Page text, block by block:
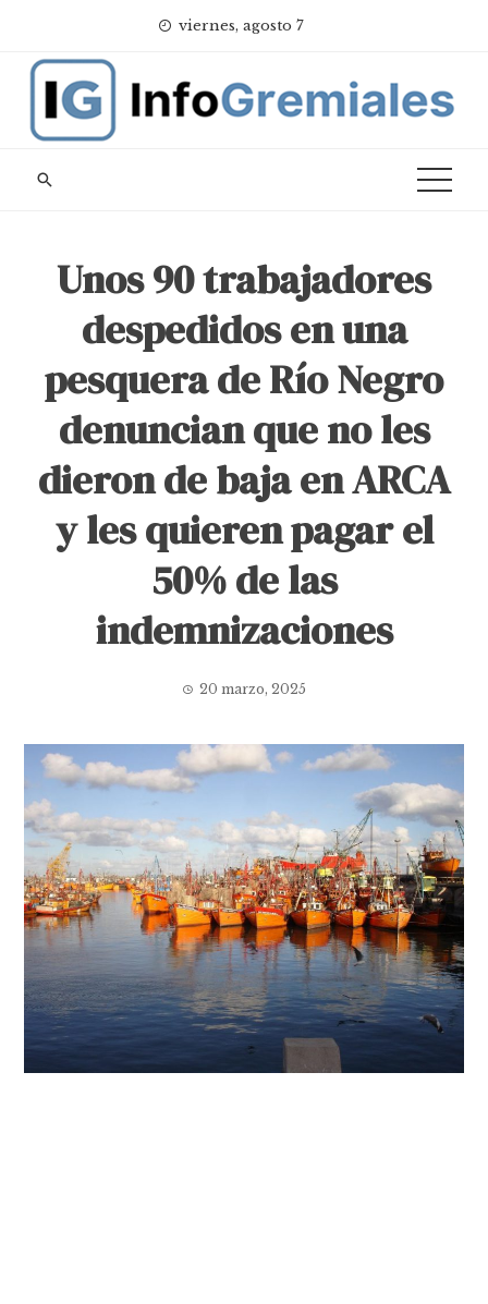
content
viernes, agosto 7
Unos 90 trabajadores
despedidos en una
pesquera de Río Negro
denuncian que no les
dieron de baja en ARCA
y les quieren pagar el
50% de las
indemnizaciones
20 marzo, 2025